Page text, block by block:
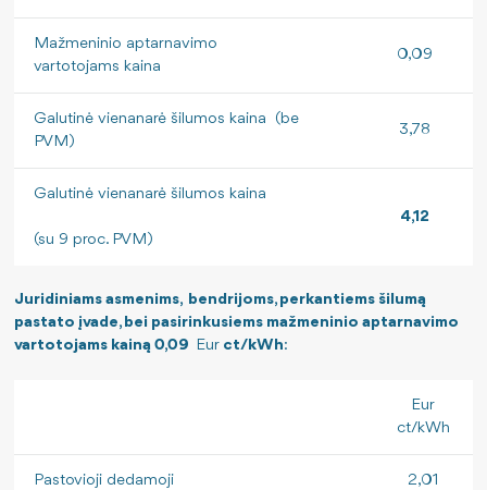
Mažmeninio aptarnavimo
vartotojams kaina
0,09
Galutinė vienanarė šilumos kaina (be
PVM)
3,78
Galutinė vienanarė šilumos kaina
(su 9 proc. PVM)
4,12
Juridiniams asmenims, bendrijoms, perkantiems šilumą
pastato įvade, bei pasirinkusiems mažmeninio aptarnavimo
vartotojams kainą 0,09 Eurct/kWh:
Eur
ct/kWh
Pastovioji dedamoji 2,01